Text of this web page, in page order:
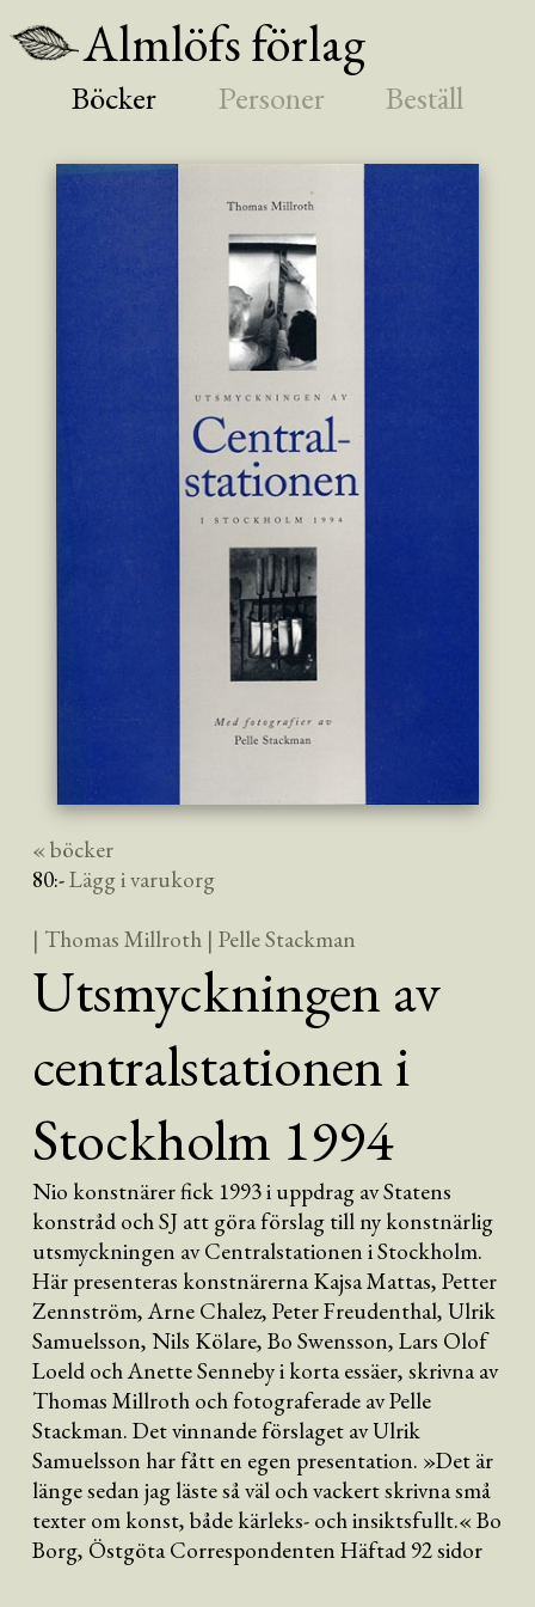
Almlöfs förlag
Böcker Personer Beställ
« böcker
80:-Lägg i varukorg
| Thomas Millroth | Pelle Stackman
Utsmyckningen av
centralstationen i
Stockholm 1994
Nio konstnärer fick 1993 i uppdrag av Statens
konstråd och SJ att göra förslag till ny konstnärlig
utsmyckningen av Centralstationen i Stockholm.
Här presenteras konstnärerna Kajsa Mattas, Petter
Zennström, Arne Chalez, Peter Freudenthal, Ulrik
Samuelsson, Nils Kölare, Bo Swensson, Lars Olof
Loeld och Anette Senneby i korta essäer, skrivna av
Thomas Millroth och fotograferade av Pelle
Stackman. Det vinnande förslaget av Ulrik
Samuelsson har fått en egen presentation. »Det är
länge sedan jag läste så väl och vackert skrivna små
texter om konst, både kärleks- och insiktsfullt.« Bo
Borg, Östgöta Correspondenten Häftad 92 sidor